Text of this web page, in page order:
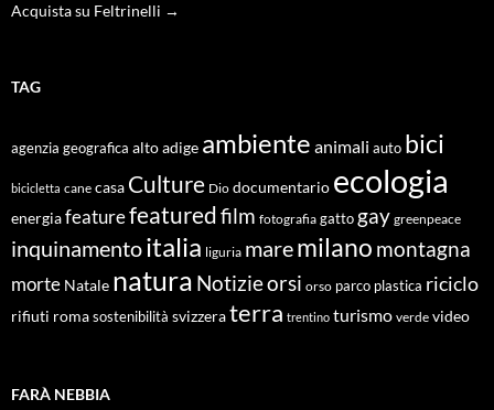
Acquista su Feltrinelli →
TAG
agenzia geografica alto adige ambiente animali auto bici
bicicletta cane casa Culture Dio documentario ecologia
energiafeaturefeaturedfilm fotografia gatto gay greenpeace
inquinamentoitalia liguria maremilano montagna
morte Natale natura Notizieorsi orso parco plastica riciclo
rifiuti roma sostenibilità svizzeraterra trentino turismo verde video
FARÀ NEBBIA